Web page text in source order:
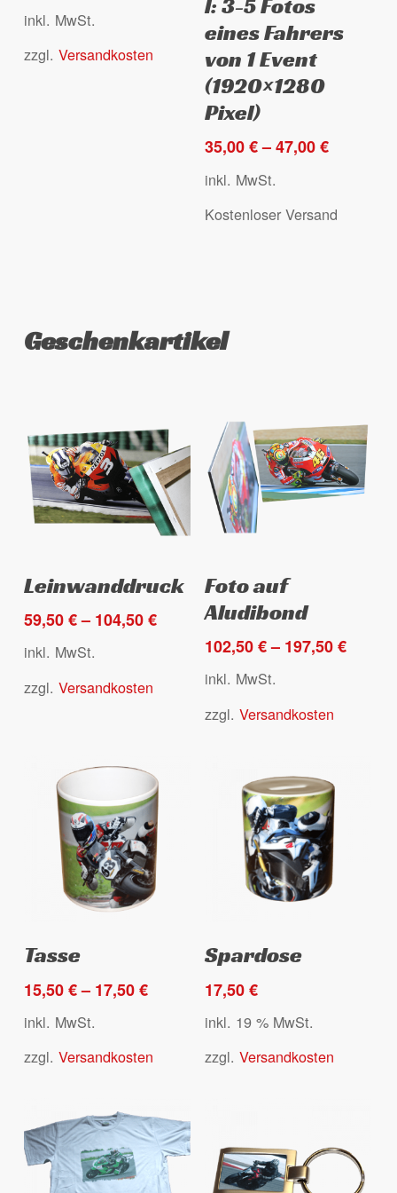
Varianten
auf.
inkl. MwSt.
zzgl. Versandkosten
mehrere
Varianten
auf.
Die
Optionen
auf
der
Produktseite
l: 3-5 Fotos
eines Fahrers
von 1 Event
(1920×1280
Pixel)
35,00€–47,00€
inkl. MwSt.
Kostenloser Versand
Geschenkartikel
Produkt
weist
Varianten
auf.
Produktseite
gewählt
werden
Leinwanddruck
59,50€– 104,50€
inkl. MwSt.
zzgl. Versandkosten
Produkt
weist
mehrere
auf.
Die
Produktseite
gewählt
werden
Foto auf
Aludibond
102,50€– 197,50€
inkl. MwSt.
zzgl.Versandkosten
Produkt
weist
Varianten
auf.
können
auf
Tasse
15,50€– 17,50€
inkl. MwSt.
zzgl. Versandkosten
Spardose
17,50€
inkl. 19 % MwSt.
zzgl.Versandkosten